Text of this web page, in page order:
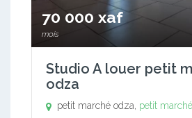
70 000 xaf
mois
Studio A louer petit
odza
petit marché odza, petit